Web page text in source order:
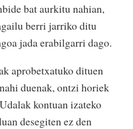
bat aurkitu nahian,
berri jarriko ditu
jada erabilgarri dago.
aprobetxatuko dituen
duenak, ontzi horiek
kontuan izateko
desegiten ez den